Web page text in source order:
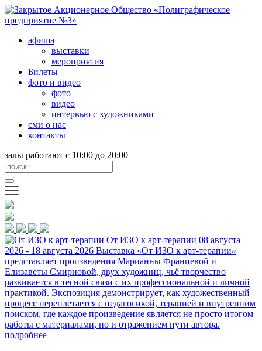
афиша
выставки
мероприятия
Билеты
фото и видео
фото
видео
интервью с художниками
сми о нас
контакты
залы работают с 10:00 до 20:00
От ИЗО к арт-терапии 08 августа
2026 - 18 августа 2026 Выставка «От ИЗО к арт-терапии»
представляет произведения Марианны Францевой и
Елизаветы Смирновой, двух художниц, чьё творчество
развивается в тесной связи с их профессиональной и личной
практикой. Экспозиция демонстрирует, как художественный
процесс переплетается с педагогикой, терапией и внутренним
поиском, где каждое произведение является не просто итогом
работы с материалами, но и отражением пути автора.
подробнее